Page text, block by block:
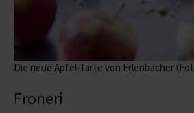
Die neue Apfel-Tarte von Erlenbacher
Froneri